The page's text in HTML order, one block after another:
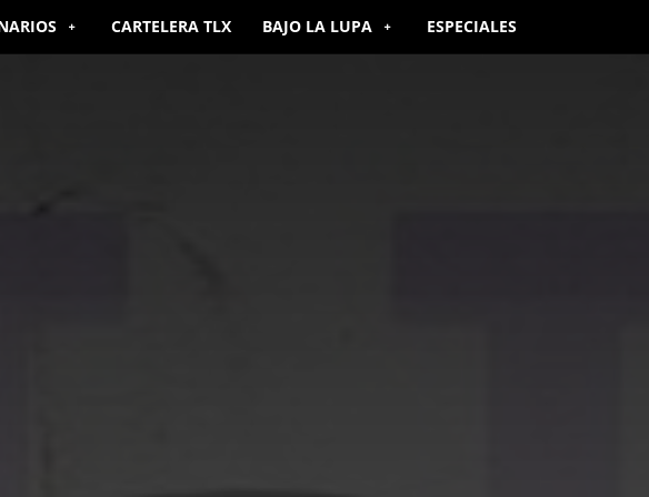
CARTELERA TLX BAJO LA LUPA ESPECIALES